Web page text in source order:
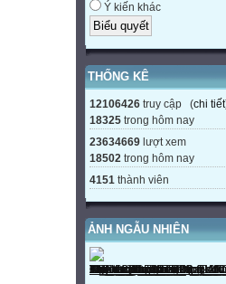
Ý kiến khác
THỐNG KÊ
12106426 truy cập (chi tiết
18325 trong hôm nay
23634669 lượt xem
18502 trong hôm nay
4151 thành viên
ẢNH NGẪU NHIÊN